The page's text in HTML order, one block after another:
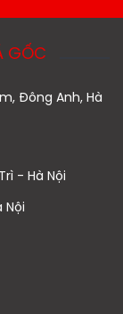
GỐC
Đông Anh, Hà
- Hà Nội
Nội